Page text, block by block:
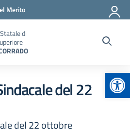
Merito
di
del 22
del 22 ottobre